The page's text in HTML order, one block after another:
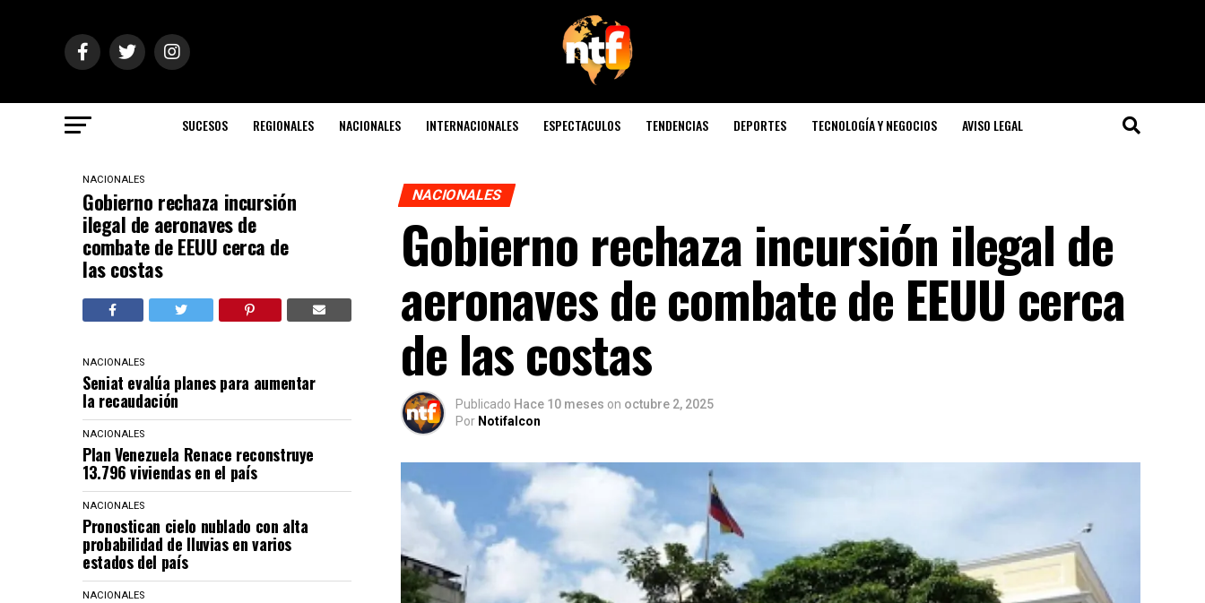
SUCESOS REGIONALES NACIONALES INTERNACIONALES ESPECTACULOS TENDENCIAS DEPORTES TECNOLOGÍA Y NEGOCIOS AVISO LEGAL
NACIONALES
Gobierno rechaza incursión
ilegal de aeronaves de
combate de EEUU cerca de
las costas
NACIONALES
Seniat evalúa planes para aumentar
la recaudación
NACIONALES
Plan Venezuela Renace reconstruye
13.796 viviendas en el país
NACIONALES
Pronostican cielo nublado con alta
probabilidad de lluvias en varios
estados del país
NACIONALES
NACIONALES
Gobierno rechaza incursión ilegal de
aeronaves de combate de EEUU cerca
de las costas
Publicado Hace 10 meses on octubre 2, 2025
Por Notifalcon